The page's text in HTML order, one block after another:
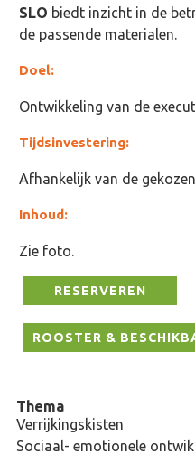
SLO biedt inzicht in de
de passende materialen.
Doel:
Ontwikkeling van de
Tijdsinvestering:
Afhankelijk van de
Inhoud:
Zie foto.
RESERVEREN
ROOSTER &
Thema
Verrijkingskisten
Sociaal- emotionele